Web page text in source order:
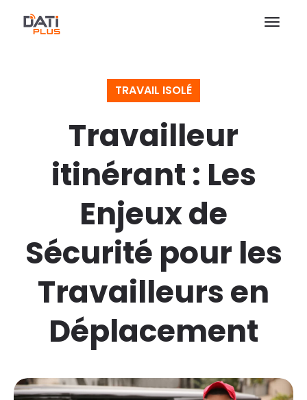
TRAVAIL ISOLÉ
Travailleur
itinérant : Les
Enjeux de
Sécurité pour les
Travailleurs en
Déplacement